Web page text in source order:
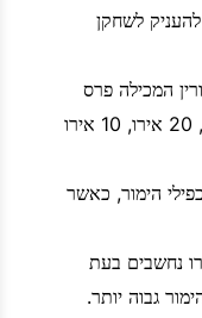
לשחקן
המכילה פרס
כספי אקראי אחד בסך 200 אירו, 75 אירו, 20 אירו, 10 אירו
כמכפילי הימור, כאשר
מכפיל, רק הימורים של עד 3 אירו נחשבים בעת
גבוה יותר.